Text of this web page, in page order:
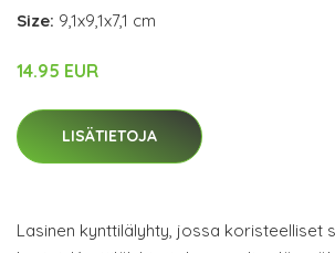
Size: 9,1x9,1x7,1 cm
14.95 EUR
LISÄTIETOJA
Lasinen kynttilälyhty, jossa koristeelliset